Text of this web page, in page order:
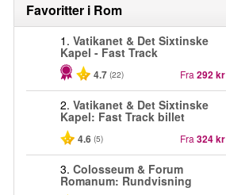
Favoritter i Rom
1. Vatikanet & Det Sixtinske
Kapel - Fast Track
4.7 (22) Fra 292 kr
2. Vatikanet & Det Sixtinske
Kapel: Fast Track billet
4.6 (5) Fra 324 kr
3. Colosseum & Forum
Romanum: Rundvisning